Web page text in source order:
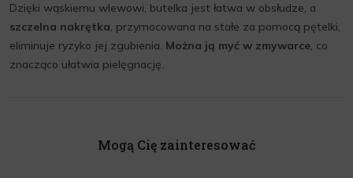
Dzięki wąskiemu wlewowi, butelka jest łatwa w obsłudze, a
szczelna nakrętka, przymocowana na stałe za pomocą pętelki,
eliminuje ryzyko jej zgubienia. Można ją myć w zmywarce, co
znacząco ułatwia pielęgnację.
Mogą Cię zainteresować